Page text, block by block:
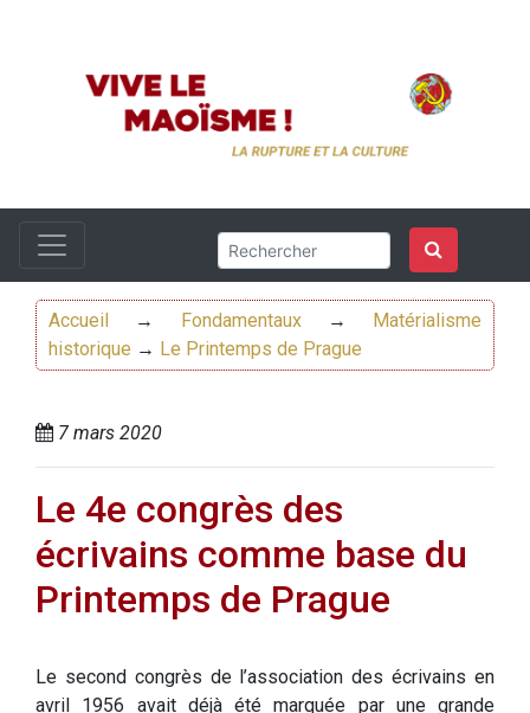
Accueil → Fondamentaux→
Matérialisme
historique → Le Printemps de Prague
7 mars 2020
Le 4e congrès des
écrivains comme base du
Printemps de Prague
Le second congrès de l’association des écrivains en
avril 1956 avait déjà été marquée par une grande